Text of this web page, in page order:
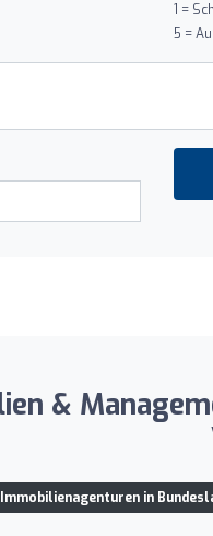
1 =
5 =
&
Immobilienagenturen in